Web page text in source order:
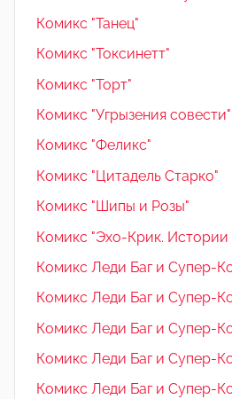
Комикс "Танец"
Комикс "Токсинетт"
Комикс "Торт"
Комикс "Угрызения совести"
Комикс "Феликс"
Комикс "Цитадель Старко"
Комикс "Шипы и Розы"
Комикс "Эхо-Крик. Истории
Комикс Леди Баг и Супер-
Комикс Леди Баг и Супер-
Комикс Леди Баг и Супер-
Комикс Леди Баг и Супер-
Комикс Леди Баг и Супер-